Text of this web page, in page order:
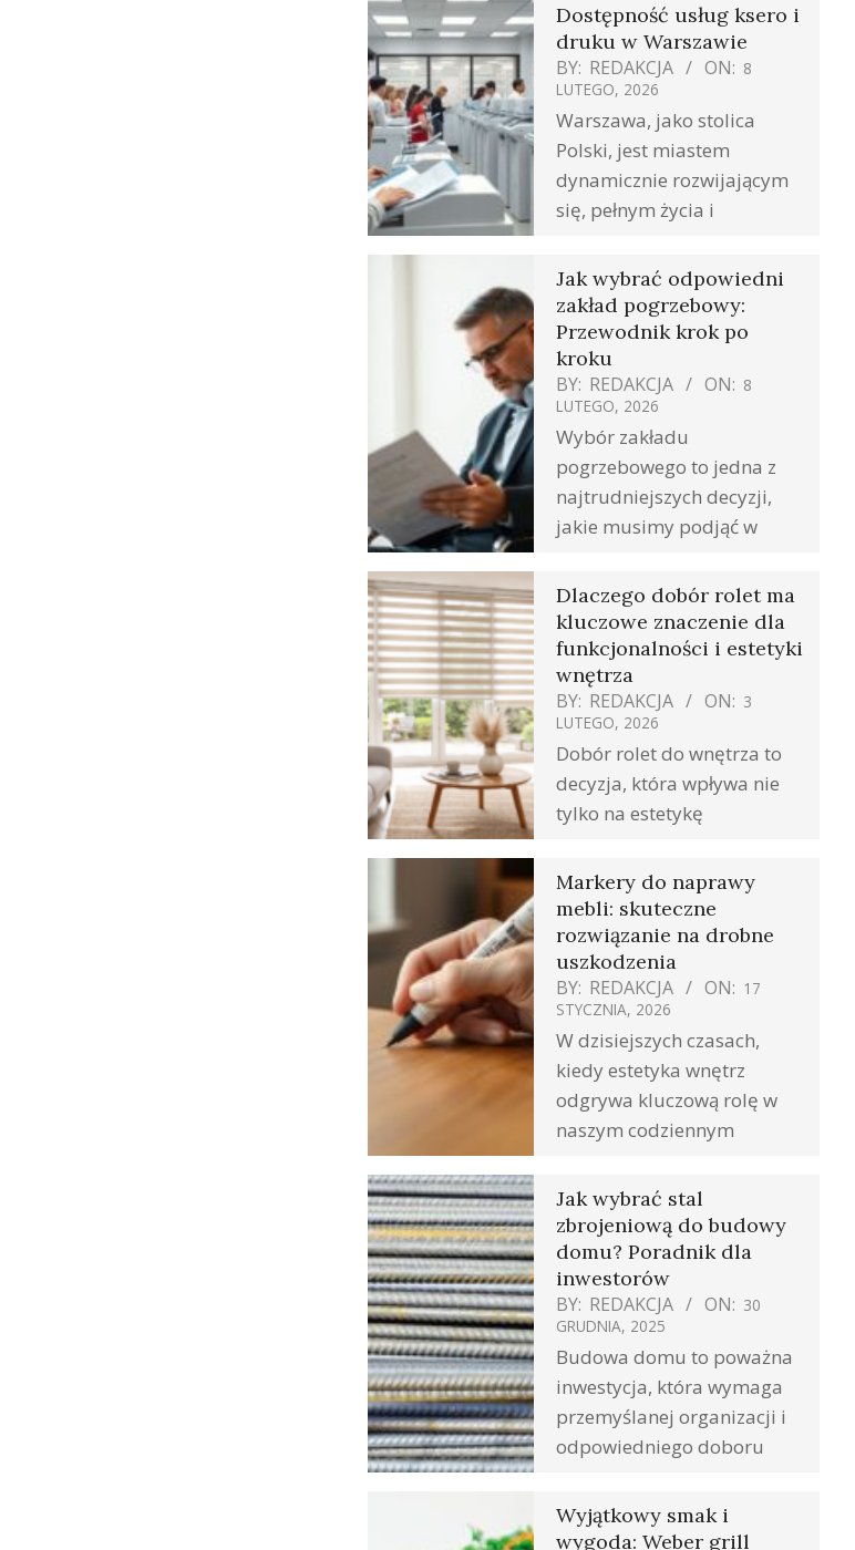
Dostępność usług ksero i
druku w Warszawie
BY: REDAKCJA ON: 8
LUTEGO, 2026
Warszawa, jako stolica
Polski, jest miastem
dynamicznie rozwijającym
się, pełnym życia i
Jak wybrać odpowiedni
zakład pogrzebowy:
Przewodnik krok po
kroku
BY: REDAKCJA ON: 8
LUTEGO, 2026
Wybór zakładu
pogrzebowego to jedna z
najtrudniejszych decyzji,
jakie musimy podjąć w
Dlaczego dobór rolet ma
kluczowe znaczenie dla
funkcjonalności i estetyki
wnętrza
BY: REDAKCJA ON: 3
LUTEGO, 2026
Dobór rolet do wnętrza to
decyzja, która wpływa nie
tylko na estetykę
Markery do naprawy
mebli: skuteczne
rozwiązanie na drobne
uszkodzenia
BY: REDAKCJA ON: 17
STYCZNIA, 2026
W dzisiejszych czasach,
kiedy estetyka wnętrz
odgrywa kluczową rolę w
naszym codziennym
Jak wybrać stal
zbrojeniową do budowy
domu? Poradnik dla
inwestorów
BY: REDAKCJA ON: 30
GRUDNIA, 2025
Budowa domu to poważna
inwestycja, która wymaga
przemyślanej organizacji i
odpowiedniego doboru
Wyjątkowy smak i
wygoda: Weber grill